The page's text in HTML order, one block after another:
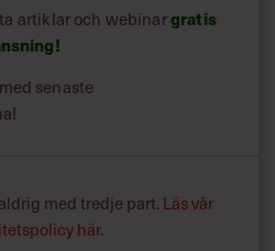
artiklar och webinargratis
med senaste
med tredje part. Läs vår
här.